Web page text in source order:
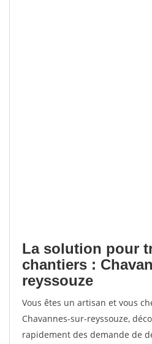
La solution pour
chantiers :
reyssouze
Vous êtes un artisan et vous
Chavannes-sur-reyssouze,
rapidement des demande de